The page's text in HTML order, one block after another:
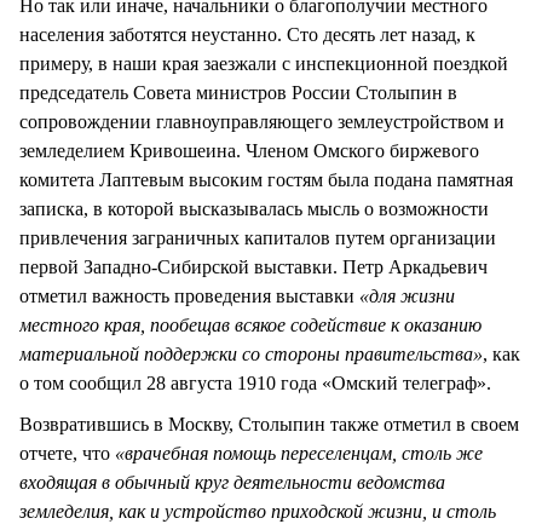
Но так или иначе, начальники о благополучии местного
населения заботятся неустанно. Сто десять лет назад, к
примеру, в наши края заезжали с инспекционной поездкой
председатель Совета министров России Столыпин в
сопровождении главноуправляющего землеустройством и
земледелием Кривошеина. Членом Омского биржевого
комитета Лаптевым высоким гостям была подана памятная
записка, в которой высказывалась мысль о возможности
привлечения заграничных капиталов путем организации
первой Западно-Сибирской выставки. Петр Аркадьевич
отметил важность проведения выставки «для жизни
местного края, пообещав всякое содействие к оказанию
материальной поддержки со стороны правительства», как
о том сообщил 28 августа 1910 года «Омский телеграф».
Возвратившись в Москву, Столыпин также отметил в своем
отчете, что «врачебная помощь переселенцам, столь же
входящая в обычный круг деятельности ведомства
земледелия, как и устройство приходской жизни, и столь